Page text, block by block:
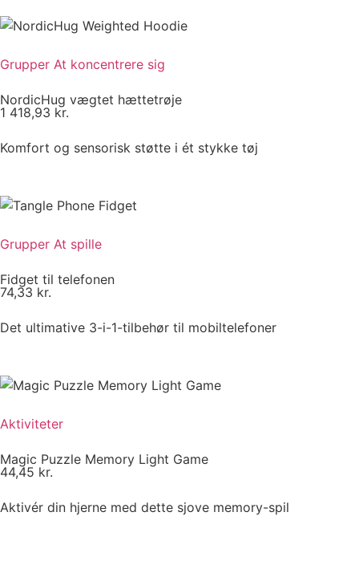
Grupper At koncentrere sig
NordicHug vægtet hættetrøje
1 418,93 kr.
Komfort og sensorisk støtte i ét stykke tøj
Grupper At spille
Fidget til telefonen
74,33 kr.
Det ultimative 3-i-1-tilbehør til mobiltelefoner
Aktiviteter
Magic Puzzle Memory Light Game
44,45 kr.
Aktivér din hjerne med dette sjove memory-spil